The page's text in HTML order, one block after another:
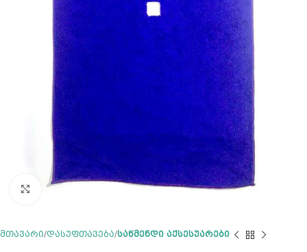
Click to enlarge
მთავარი დასუფთავება საწმენდი აქსესუარები